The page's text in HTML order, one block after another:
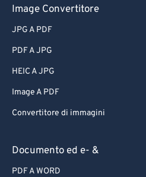
Image Convertitore
JPG A PDF
PDF A JPG
HEIC A JPG
Image A PDF
Convertitore di immagini
Documento ed e- &
PDF A WORD